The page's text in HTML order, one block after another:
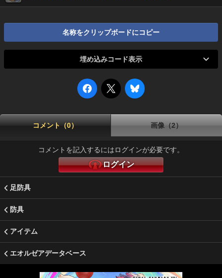
名称をクリップボードにコピー
埋め込みコード表示
コメント（0） 画像（2）
コメントを記入するにはログインが必要です。
ログイン
足防具
防具
アイテム
エオルゼアデータベース